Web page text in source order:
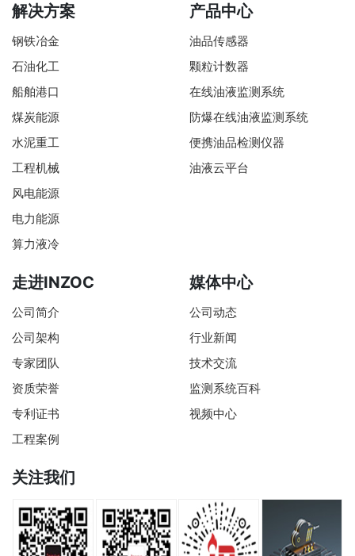
解决方案
钢铁冶金
石油化工
船舶港口
煤炭能源
水泥重工
工程机械
风电能源
电力能源
算力液冷
产品中心
油品传感器
颗粒计数器
在线油液监测系统
防爆在线油液监测系统
便携油品检测仪器
油液云平台
走进INZOC
公司简介
公司架构
专家团队
资质荣誉
专利证书
工程案例
媒体中心
公司动态
行业新闻
技术交流
监测系统百科
视频中心
关注我们